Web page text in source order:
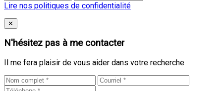
Lire nos politiques de confidentialité
Close
✕
N'hésitez pas à me contacter
Il me fera plaisir de vous aider dans votre recherche